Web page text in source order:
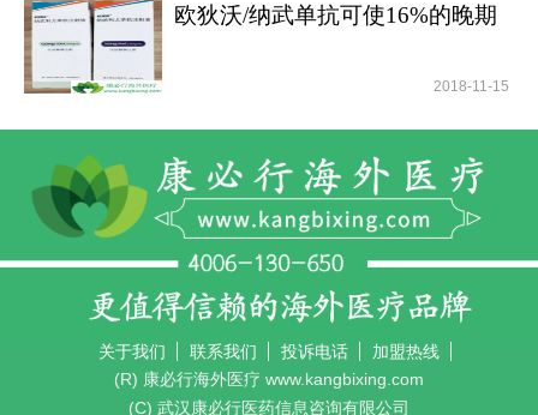
欧狄沃/纳武单抗可使16%的晚期
2018-11-15
关于我们 联系我们 投诉电话
加盟热线
(R) 康必行海外医疗 www.kangbixing.com
(C) 武汉康必行医药信息咨询有限公司